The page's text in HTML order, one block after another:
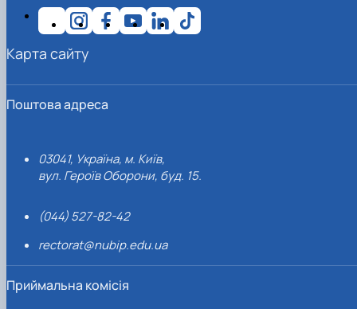
Поштова адреса
03041, Україна, м. Київ,
вул. Героїв Оборони, буд. 15.
(044) 527-82-42
rectorat@nubip.edu.ua
Приймальна комісія
Карта сайту